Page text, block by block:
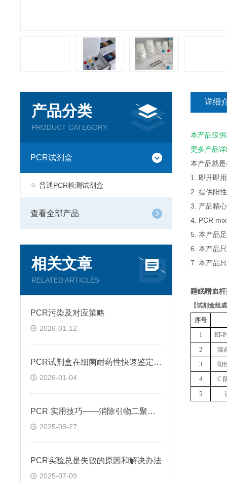
产品分类
PRODUCT CATEGORY
PCR试剂盒
普通PCR检测试剂盒
查看全部产品
相关文章
RELATED ARTICLES
PCR污染及对应策略
2026-01-12
PCR试剂盒在细菌耐药性快速鉴定中的关键作用
2026-01-04
PCR 实用技巧——消除引物二聚体的方法
2025-08-27
PCR实验总是失败的原因和解决办法
2025-07-09
详细
本产品仅
更多产品
本产品就
1. 即开即
2. 提供阳
3. 产品精
4. PCR
5. 本产品
6. 本产品
7. 本产品
睡眠嗜血
【试剂盒组成
序号
1 RT-
2 混
3 阳
4 C
5